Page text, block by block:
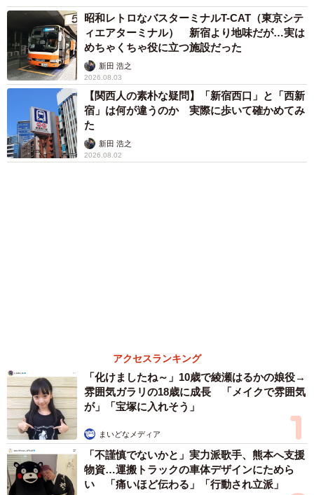
まいどなトピック
「そのままにしといてください」道路で動けな
い猫を前に返された一言… 懸命に生きようと
した4日間 「命の重さはみんな同じ」保護団
体代表の訴え
渡辺 晴子
72歳父、軽自動車で新潟から四国まで 65歳の
分刻み… 「大学生でも組まねえよ！」
まいどなファミリー